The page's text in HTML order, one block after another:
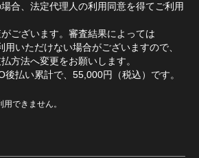
合、法定代理人の利用同意を得てご利用
ございます。審査結果によっては
用いただけない場合がございますので、
方法へ変更をお願いします。
後払い累計で、55,000円（税込）です。
できません。